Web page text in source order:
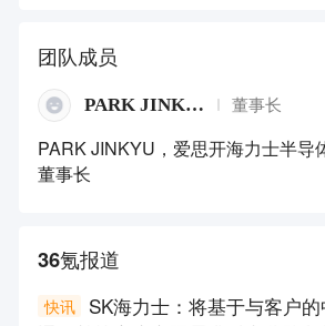
团队成员
PARK JINKYU 董事长
PARK JINKYU，爱思开海力士半导
董事长
36氪报道
SK海力士：将基于与客户
快讯